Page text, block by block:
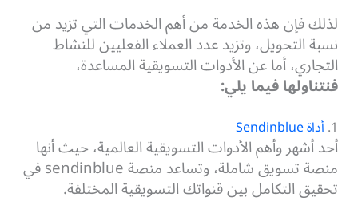
لذلك فإن هذه الخدمة من أهم الخدمات التي تزيد من
نسبة التحويل، وتزيد عدد العملاء الفعليين للنشاط
التجاري، أما عن الأدوات التسويقية المساعدة،
فنتناولها فيما يلي:
1. أداة Sendinblue
أحد أشهر وأهم الأدوات التسويقية العالمية، حيث أنها
منصة تسويق شاملة، وتساعد منصة sendinblue في
تحقيق التكامل بين قنواتك التسويقية المختلفة.